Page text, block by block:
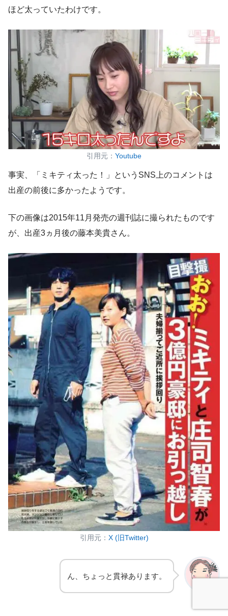
ほど太っていたわけです。
引用元： Youtube
事実、「ミキティ太った！」というSNS上のコメントは
出産の前後に多かったようです。
下の画像は2015年11月発売の週刊誌に撮られたものです
が、出産3ヵ月後の藤本美貴さん。
引用元： X (旧Twitter)
ん、ちょっと貫禄あります。